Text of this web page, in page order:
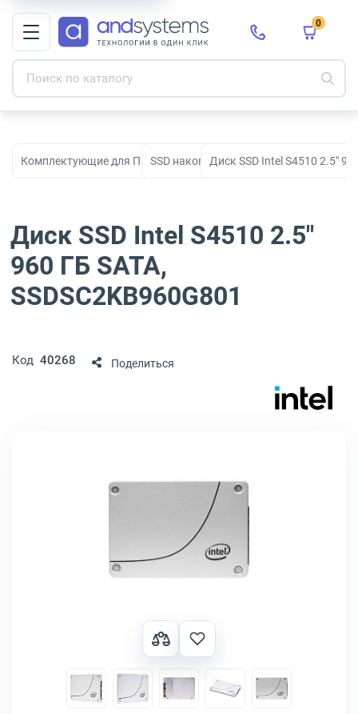
0
Комплектующие для ПК, сборки и модернизации
SSD накопителиДиск SSD Intel S4510 2.5"
Диск SSD Intel S4510 2.5"
960 ГБ SATA,
SSDSC2KB960G801
Код 40268 Поделиться